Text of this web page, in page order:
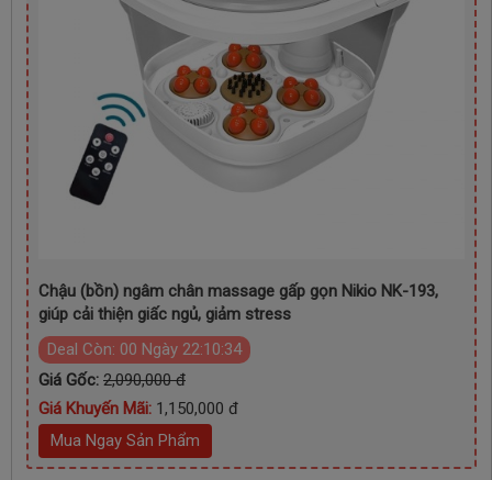
Chậu (bồn) ngâm chân massage gấp gọn Nikio NK-193,
giúp cải thiện giấc ngủ, giảm stress
Deal Còn: 00 Ngày 22:10:33
Giá Gốc: 2,090,000 đ
Giá Khuyến Mãi: 1,150,000 đ
Mua Ngay Sản Phẩm